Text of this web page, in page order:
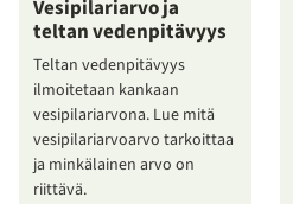
Vesipilariarvo ja
teltan vedenpitävyys
Teltan vedenpitävyys
ilmoitetaan kankaan
vesipilariarvona. Lue mitä
vesipilariarvoarvo tarkoittaa
ja minkälainen arvo on
riittävä.